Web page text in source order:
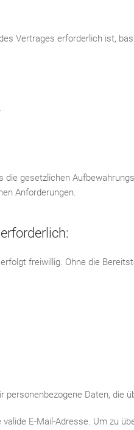
Vertrages erforderlich ist,
gesetzlichen
Anforderungen.
freiwillig. Ohne die
Daten, die
E-Mail-Adresse. Um zu